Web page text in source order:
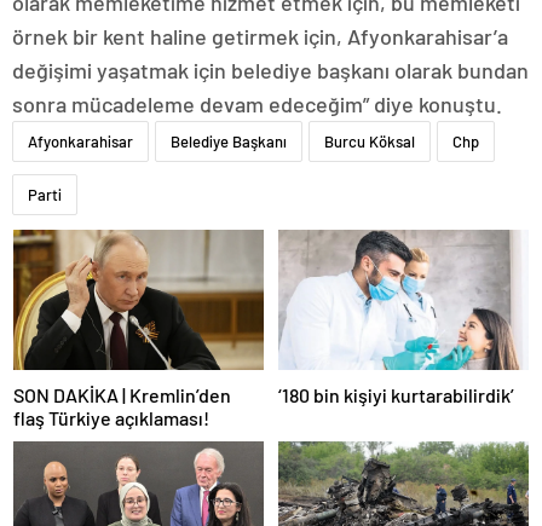
örnek bir kent haline getirmek için, Afyonkarahisar’a
değişimi yaşatmak için belediye başkanı olarak bundan
sonra mücadeleme devam edeceğim” diye konuştu.
Afyonkarahisar Belediye Başkanı Burcu Köksal Chp
Parti
SON DAKİKA | Kremlin’den
flaş Türkiye açıklaması!
‘180 bin kişiyi kurtarabilirdik’